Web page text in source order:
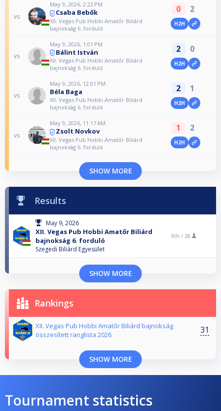
vs
May 9, 2026, 2:22 PM
Csaba Bebők
XII. Vegas Pub Hobbi Amatőr Biliárd
bajnokság 6. forduló
0 2
H2H
vs
May 9, 2026, 1:01 PM
Bálint István
XII. Vegas Pub Hobbi Amatőr Biliárd
bajnokság 6. forduló
2 0
H2H
vs
May 9, 2026, 12:01 PM
Béla Baga
XII. Vegas Pub Hobbi Amatőr Biliárd
bajnokság 6. forduló
2 1
H2H
vs
May 9, 2026, 11:17 AM
Zsolt Novkov
XII. Vegas Pub Hobbi Amatőr Biliárd
bajnokság 6. forduló
1 2
H2H
SHOW MORE
Results
May 9, 2026
XII. Vegas Pub Hobbi Amatőr Biliárd
bajnokság 6. forduló
Szegedi Biliárd Egyesület
9th / 28
SHOW MORE
Rankings
XII. Vegas Pub Hobbi Amatőr Biliárd bajnokság
összesített ranglista 2026
31
SHOW MORE
Tournament statistics